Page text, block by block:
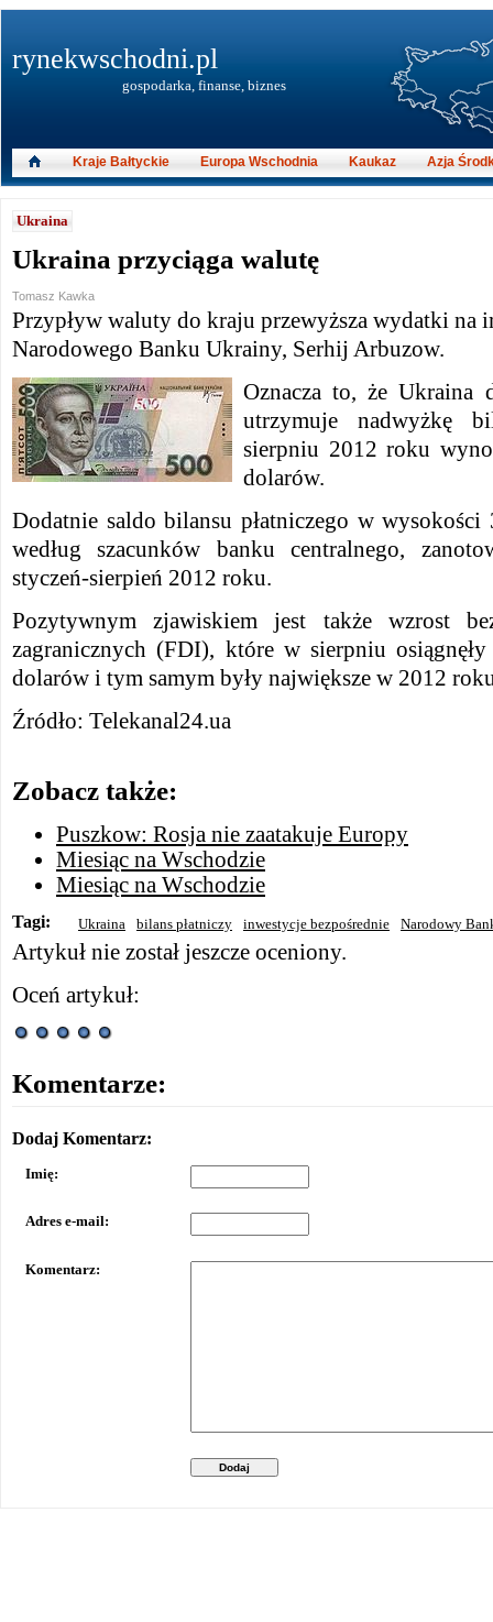
Ukraina
Ukraina przyciąga walutę
Tomasz Kawka
Przypływ waluty do kraju przewyższa wydatki na
Narodowego Banku Ukrainy, Serhij Arbuzow.
Oznacza to, że Ukraina
utrzymuje nadwyżkę
sierpniu 2012 roku
dolarów.
Dodatnie saldo bilansu płatniczego w
według szacunków banku centralnego,
styczeń-sierpień 2012 roku.
Pozytywnym zjawiskiem jest także wzrost
zagranicznych (FDI), które w sierpniu
dolarów i tym samym były największe w 2012
Źródło: Telekanal24.ua
Zobacz także:
Puszkow: Rosja nie zaatakuje Europy
Miesiąc na Wschodzie
Miesiąc na Wschodzie
Tagi: Ukraina bilans płatniczy inwestycje bezpośrednie Narodowy
Artykuł nie został jeszcze oceniony.
Oceń artykuł:
Komentarze:
Dodaj Komentarz:
Imię:
Adres e-mail:
Komentarz:
Dodaj
rynekwschodni.pl
gospodarka, finanse, biznes
Kraje Bałtyckie Europa Wschodnia Kaukaz Azja